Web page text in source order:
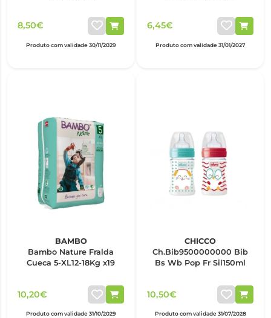
8,50€
Produto com validade 30/11/2029
6,45€
Produto com validade 31/01/2027
BAMBO
Bambo Nature Fralda
Cueca 5-XL12-18Kg x19
10,20€
Produto com validade 31/10/2029
CHICCO
Ch.Bib9500000000 Bib
Bs Wb Pop Fr Sil150ml
10,50€
Produto com validade 31/07/2028